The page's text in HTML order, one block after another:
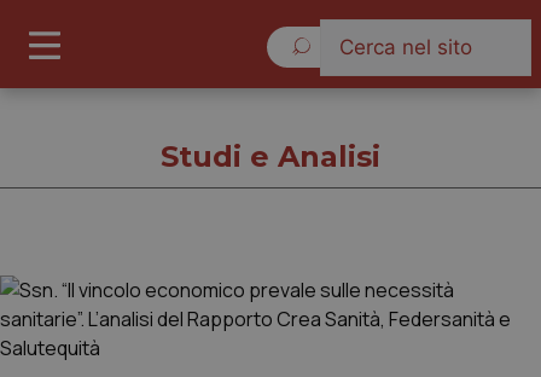
Cronache
Studi e Analisi